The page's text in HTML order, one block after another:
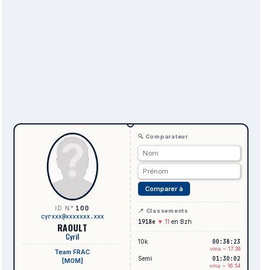
ID N° 100
cyrxxx@xxxxxxx.xxx
RAOULT
Cyril
Team FRAC
[M0M]
🔍 Comparateur
Comparer à
📍 Classements
1918e ▼ 11 en Bzh
10k 00:38:23
vma ~ 17.39
Semi 01:30:02
vma ~ 16.54